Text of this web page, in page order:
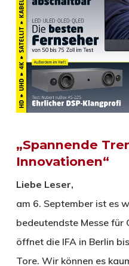
„Spannende
Innovationen“
Liebe Leser,
am 6. September ist es
bedeutendste Messe für
öffnet die IFA in Berlin
Tore. Wir können es